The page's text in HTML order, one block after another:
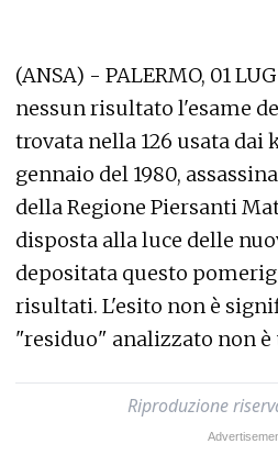
(ANSA) - PALERMO, 01
nessun risultato l'esame
trovata nella 126 usata dai
gennaio del 1980,
della Regione Piersanti
disposta alla luce delle
depositata questo
risultati. L'esito non è
"residuo" analizzato non è
Riproduzione